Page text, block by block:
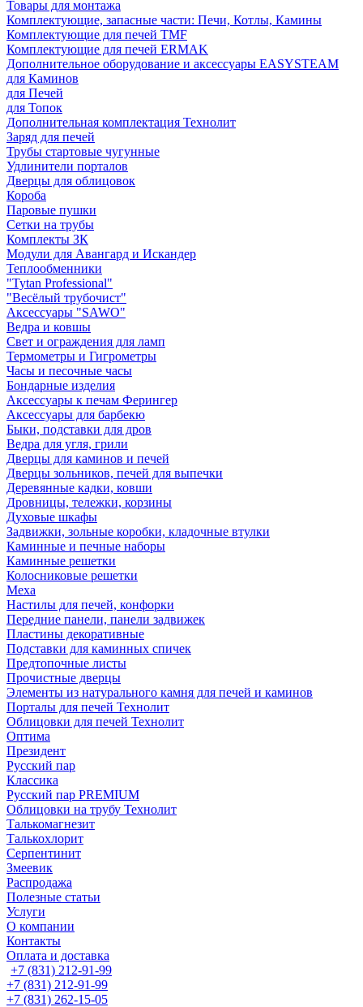
Товары для монтажа
Комплектующие, запасные части: Печи, Котлы, Камины
Комплектующие для печей TMF
Комплектующие для печей ERMAK
Дополнительное оборудование и аксессуары EASYSTEAM
для Каминов
для Печей
для Топок
Дополнительная комплектация Технолит
Заряд для печей
Трубы стартовые чугунные
Удлинители порталов
Дверцы для облицовок
Короба
Паровые пушки
Сетки на трубы
Комплекты ЗК
Модули для Авангард и Искандер
Теплообменники
"Tytan Professional"
"Весёлый трубочист"
Аксессуары "SAWO"
Ведра и ковшы
Свет и ограждения для ламп
Термометры и Гигрометры
Часы и песочные часы
Бондарные изделия
Аксессуары к печам Ферингер
Аксессуары для барбекю
Быки, подставки для дров
Ведра для угля, грили
Дверцы для каминов и печей
Дверцы зольников, печей для выпечки
Деревянные кадки, ковши
Дровницы, тележки, корзины
Духовые шкафы
Задвижки, зольные коробки, кладочные втулки
Каминные и печные наборы
Каминные решетки
Колосниковые решетки
Меха
Настилы для печей, конфорки
Передние панели, панели задвижек
Пластины декоративные
Подставки для каминных спичек
Предтопочные листы
Прочистные дверцы
Элементы из натурального камня для печей и каминов
Порталы для печей Технолит
Облицовки для печей Технолит
Оптима
Президент
Русский пар
Классика
Русский пар PREMIUM
Облицовки на трубу Технолит
Талькомагнезит
Талькохлорит
Серпентинит
Змеевик
Распродажа
Полезные статьи
Услуги
О компании
Контакты
Оплата и доставка
+7 (831) 212-91-99
+7 (831) 212-91-99
+7 (831) 262-15-05